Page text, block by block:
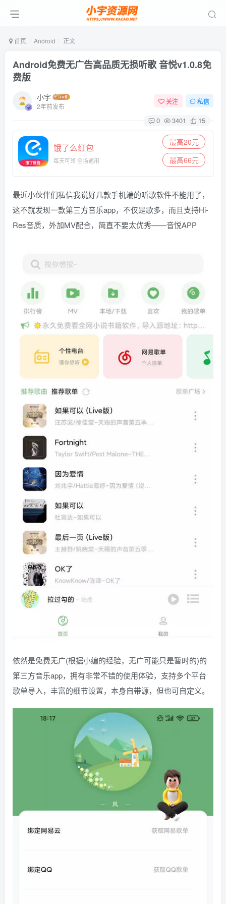
首页 Android 正文
Android免费无广告高品质无损听歌 音悦v1.0.8免
费版
小宇
2年前发布
关注 私信
0 3401 15
饿了么红包
每天可领 全场通用
最高20元
最高66元
最近小伙伴们私信我说好几款手机端的听歌软件不能用了，
这不就发现一款第三方音乐app，不仅是歌多，而且支持Hi-
Res音质，外加MV配合，简直不要太优秀——音悦APP
依然是免费无广(根据小编的经验，无广可能只是暂时的)的
第三方音乐app，拥有非常不错的使用体验，支持多个平台
歌单导入，丰富的细节设置，本身自带源，但也可自定义。